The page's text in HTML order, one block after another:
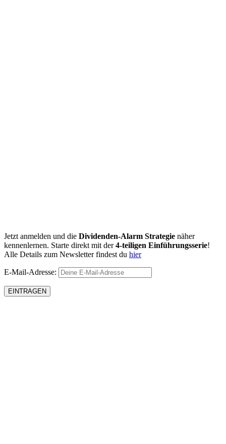
Jetzt anmelden und die Dividenden-Alarm Strategie näher
kennenlernen. Starte direkt mit der4-teiligen Einführungsserie!
Alle Details zum Newsletter findest du hier
E-Mail-Adresse: